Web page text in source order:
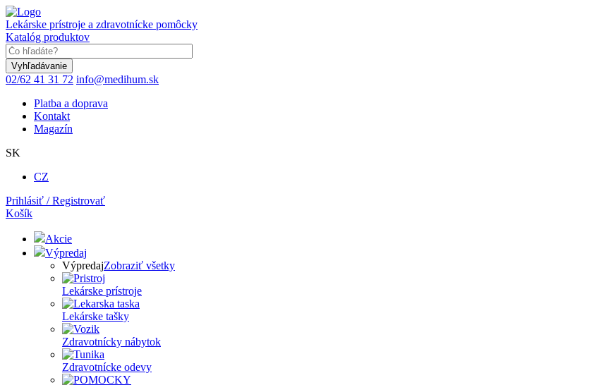
Skočiť
na
hlavný
obsah
Lekárske prístroje a zdravotnícke pomôcky
Katalóg produktov
02/62 41 31 72 info@medihum.sk
Platba a doprava
Kontakt
Magazín
SK
CZ
Prihlásiť / Registrovať
Košík
Akcie
Výpredaj
VýpredajZobraziť všetky
Lekárske prístroje
Lekárske tašky
Zdravotnícky nábytok
Zdravotnícke odevy